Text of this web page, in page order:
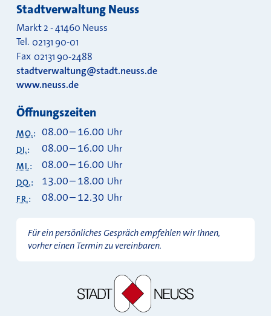
Stadtverwaltung Neuss
Markt 2-41460 Neuss
Tel. 02131 90-01
Fax 02131 90-2488
stadtverwaltung@stadt.neuss.de
www.neuss.de
Öffnungszeiten
MO.: 08.00–16.00 Uhr
DI.: 08.00–16.00 Uhr
MI.: 08.00–16.00 Uhr
DO.: 13.00–18.00 Uhr
FR.: 08.00–12.30 Uhr
Für ein persönliches Gespräch empfehlen wir Ihnen,
vorher einen Termin zu vereinbaren.